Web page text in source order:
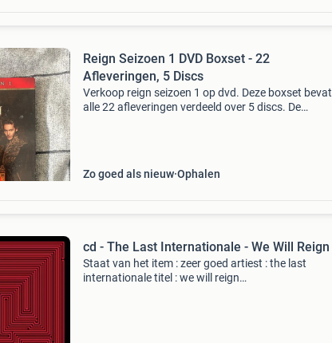
Reign Seizoen 1 DVD Boxset - 22
Afleveringen, 5 Discs
Verkoop reign seizoen 1 op dvd. Deze boxset bevat
alle 22 afleveringen verdeeld over 5 discs. De
Zo goed als nieuw Ophalen
cd - The Last Internationale - We Will Reign
Staat van het item : zeer goed artiest : the last
internationale titel : we will reign